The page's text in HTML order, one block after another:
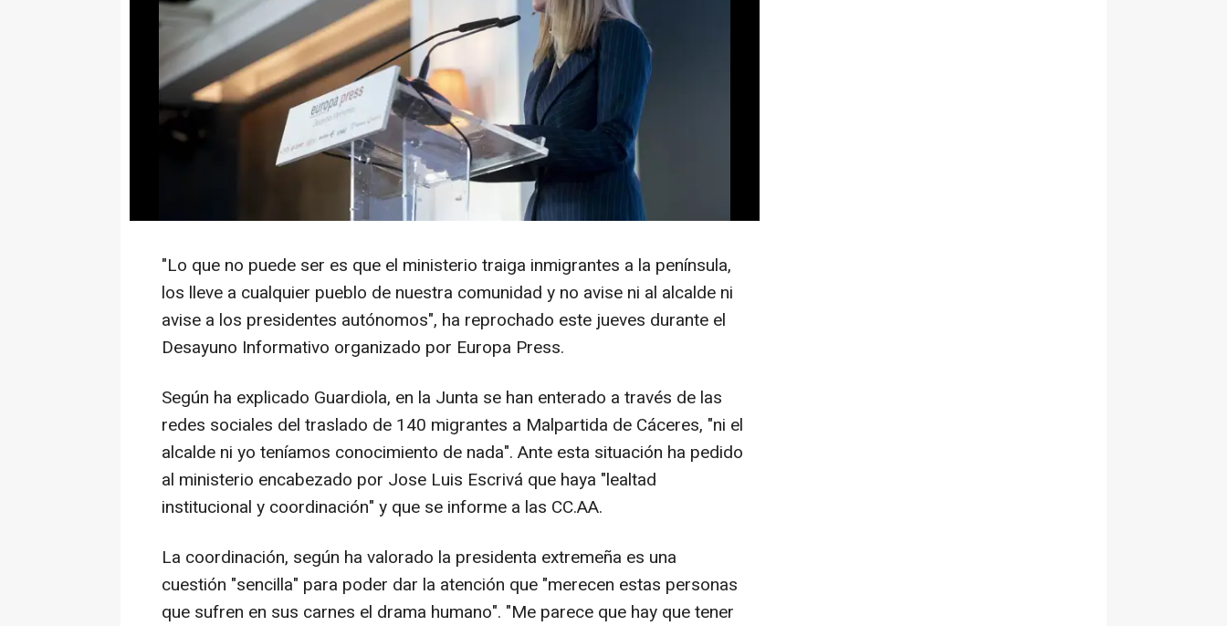
Guardiola ha requerido al Gobierno central más "empatía" y menos
"soberbia" para abordar de forma coordinada la crisis migratoria de las
Islas Canarias y el traslado de migrantes a la peninsula.
"Lo que no puede ser es que el ministerio traiga inmigrantes a la península,
los lleve a cualquier pueblo de nuestra comunidad y no avise ni al alcalde ni
avise a los presidentes autónomos", ha reprochado este jueves durante el
Desayuno Informativo organizado por Europa Press.
Según ha explicado Guardiola, en la Junta se han enterado a través de las
redes sociales del traslado de 140 migrantes a Malpartida de Cáceres, "ni el
alcalde ni yo teníamos conocimiento de nada". Ante esta situación ha pedido
al ministerio encabezado por Jose Luis Escrivá que haya "lealtad
institucional y coordinación" y que se informe a las CC.AA.
La coordinación, según ha valorado la presidenta extremeña es una
cuestión "sencilla" para poder dar la atención que "merecen estas personas
que sufren en sus carnes el drama humano". "Me parece que hay que tener